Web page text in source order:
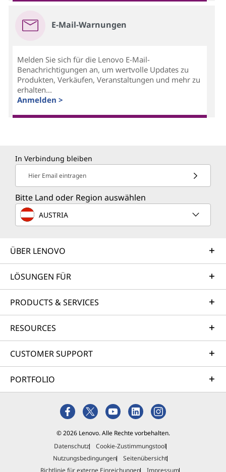
E-Mail-Warnungen
Melden Sie sich für die Lenovo E-Mail-
Benachrichtigungen an, um wertvolle Updates zu
Produkten, Verkäufen, Veranstaltungen und mehr zu
erhalten...
Anmelden >
In Verbindung bleiben
Hier Email eintragen
Bitte Land oder Region auswählen
AUSTRIA
ÜBER LENOVO
LÖSUNGEN FÜR
PRODUCTS & SERVICES
RESOURCES
CUSTOMER SUPPORT
PORTFOLIO
© 2026 Lenovo. Alle Rechte vorbehalten.
Datenschutz
Cookie-Zustimmungstool
Nutzungsbedingungen
Seitenübersicht